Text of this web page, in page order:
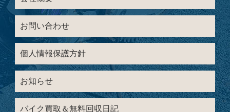
お問い合わせ
個人情報保護方針
お知らせ
バイク買取＆無料回収日記